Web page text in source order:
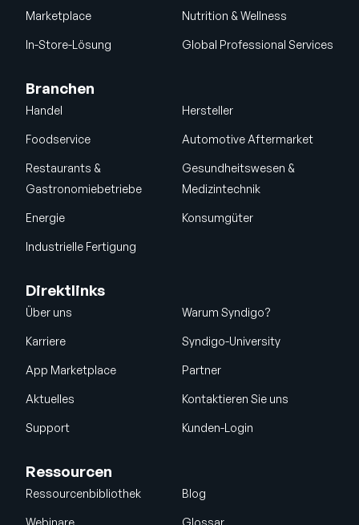
Marketplace Nutrition & Wellness
In-Store-Lösung Global Professional Services
Branchen
Handel Hersteller
Foodservice Automotive Aftermarket
Restaurants &
Gastronomiebetriebe
Gesundheitswesen &
Medizintechnik
Energie Konsumgüter
Industrielle Fertigung
Direktlinks
Über uns Warum Syndigo?
Karriere Syndigo-University
App Marketplace Partner
Aktuelles Kontaktieren Sie uns
Support Kunden-Login
Ressourcen
Ressourcenbibliothek Blog